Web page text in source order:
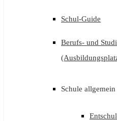
Schul-Guide
Berufs- und
Schule allgemein